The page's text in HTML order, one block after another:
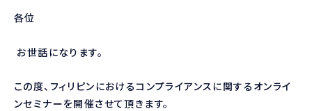
各位
お世話になります。
この度、フィリピンにおけるコンプライアンスに関するオンライ
ンセミナーを開催させて頂きます。